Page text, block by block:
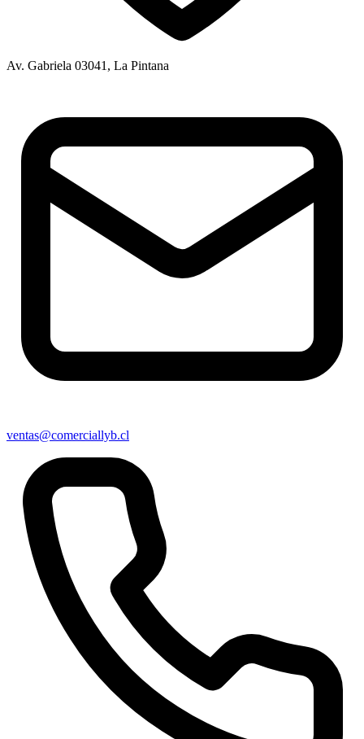
Av. Gabriela 03041, La Pintana
ventas@comerciallyb.cl